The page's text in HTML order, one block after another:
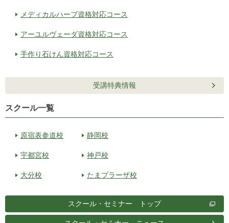
メディカルハーブ資格対応コース
アーユルヴェーダ資格対応コース
手作り石けん資格対応コース
受講特典情報
スクール一覧
原宿表参道校 静岡校
宇都宮校 神戸校
大分校 たまプラーザ校
スクール・セミナー トップ